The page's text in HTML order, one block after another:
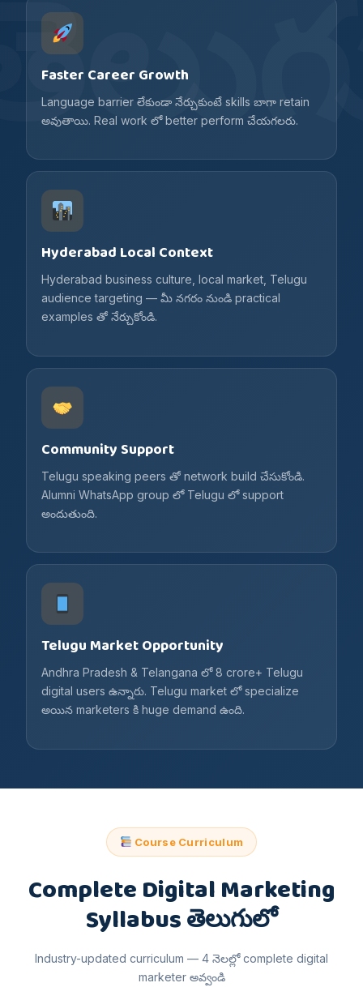
Faster Career Growth
Language barrier లేకుండా నేర్చుకుంటే skills బాగా retain
అవుతాయి. Real work లో better perform చేయగలరు.
Hyderabad Local Context
Hyderabad business culture, local market, Telugu
audience targeting — మీ నగరం నుండి practical
examples తో నేర్చుకోండి.
Community Support
Telugu speaking peers తో network build చేసుకోండి.
Alumni WhatsApp group లో Telugu లో support
అందుతుంది.
Telugu Market Opportunity
Andhra Pradesh & Telangana లో 8 crore+ Telugu
digital users ఉన్నారు. Telugu market లో specialize
అయిన marketers కి huge demand ఉంది.
Course Curriculum
Complete Digital Marketing
Syllabus తెలుగులో
Industry-updated curriculum — 4 నెలల్లో complete digital
marketer అవ్వండి